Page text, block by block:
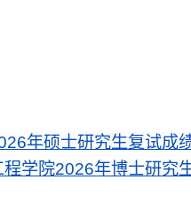
年硕士研究生复试成
学院2026年博士研究